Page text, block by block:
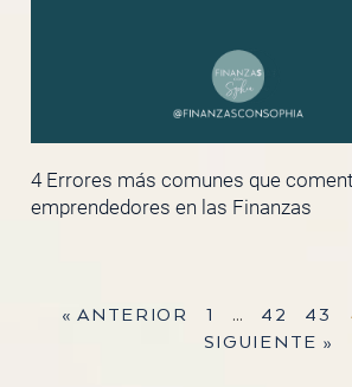
4 Errores más comunes que
emprendedores en las Finanzas
« ANTERIOR 1 … 42 43
SIGUIENTE »